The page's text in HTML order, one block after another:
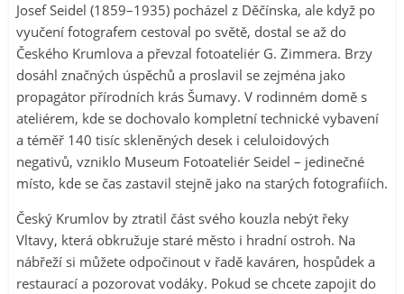
Josef Seidel (1859–1935) pocházel z Děčínska, ale když po
vyučení fotografem cestoval po světě, dostal se až do
Českého Krumlova a převzal fotoateliér G. Zimmera. Brzy
dosáhl značných úspěchů a proslavil se zejména jako
propagátor přírodních krás Šumavy. V rodinném domě s
ateliérem, kde se dochovalo kompletní technické vybavení
a téměř 140 tisíc skleněných desek i celuloidových
negativů, vzniklo Museum Fotoateliér Seidel – jedinečné
místo, kde se čas zastavil stejně jako na starých fotografiích.
Český Krumlov by ztratil část svého kouzla nebýt řeky
Vltavy, která obkružuje staré město i hradní ostroh. Na
nábřeží si můžete odpočinout v řadě kaváren, hospůdek a
restaurací a pozorovat vodáky. Pokud se chcete zapojit do